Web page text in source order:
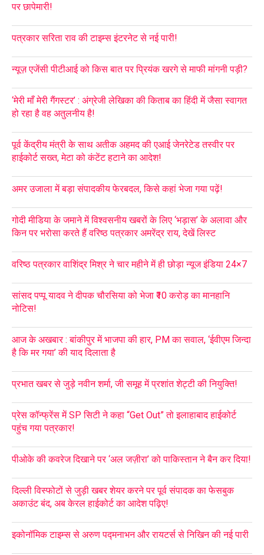
पर छापेमारी!
पत्रकार सरिता राव की टाइम्स इंटरनेट से नई पारी!
न्यूज़ एजेंसी पीटीआई को किस बात पर प्रियंक खरगे से माफी मांगनी पड़ी?
‘मेरी माँ मेरी गैंगस्टर’ : अंग्रेजी लेखिका की किताब का हिंदी में जैसा स्वागत
हो रहा है वह अतुलनीय है!
पूर्व केंद्रीय मंत्री के साथ अतीक अहमद की एआई जेनरेटेड तस्वीर पर
हाईकोर्ट सख्त, मेटा को कंटेंट हटाने का आदेश!
अमर उजाला में बड़ा संपादकीय फेरबदल, किसे कहां भेजा गया पढ़ें!
गोदी मीडिया के जमाने में विश्वसनीय खबरों के लिए ‘भड़ास’ के अलावा और
किन पर भरोसा करते हैं वरिष्ठ पत्रकार अमरेंद्र राय, देखें लिस्ट
वरिष्ठ पत्रकार वाशिंद्र मिश्र ने चार महीने में ही छोड़ा न्यूज इंडिया 24×7
सांसद पप्पू यादव ने दीपक चौरसिया को भेजा ₹10 करोड़ का मानहानि
नोटिस!
आज के अखबार : बांकीपुर में भाजपा की हार, PM का सवाल, ‘ईवीएम जिन्दा
है कि मर गया’ की याद दिलाता है
प्रभात खबर से जुड़े नवीन शर्मा, जी समूह में प्रशांत शेट्टी की नियुक्ति!
प्रेस कॉन्फ्रेंस में SP सिटी ने कहा “Get Out” तो इलाहाबाद हाईकोर्ट
पहुंच गया पत्रकार!
पीओके की कवरेज दिखाने पर ‘अल जज़ीरा’ को पाकिस्तान ने बैन कर दिया!
दिल्ली विस्फोटों से जुड़ी खबर शेयर करने पर पूर्व संपादक का फेसबुक
अकाउंट बंद, अब केरल हाईकोर्ट का आदेश पढ़िए!
इकोनॉमिक टाइम्स से अरुण पद्मनाभन और रायटर्स से निखिन की नई पारी